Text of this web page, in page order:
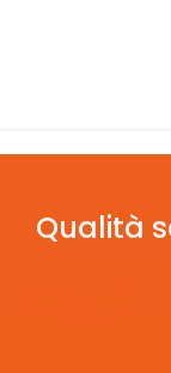
Qualità